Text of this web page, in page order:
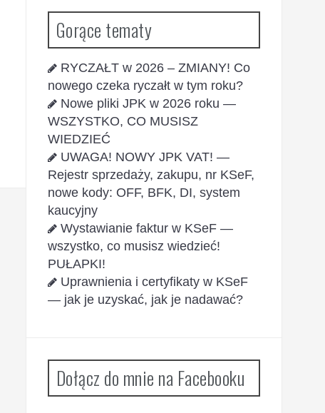
Gorące tematy
RYCZAŁT w 2026 – ZMIANY! Co
nowego czeka ryczałt w tym roku?
Nowe pliki JPK w 2026 roku —
WSZYSTKO, CO MUSISZ
WIEDZIEĆ
UWAGA! NOWY JPK VAT! —
Rejestr sprzedaży, zakupu, nr KSeF,
nowe kody: OFF, BFK, DI, system
kaucyjny
Wystawianie faktur w KSeF —
wszystko, co musisz wiedzieć!
PUŁAPKI!
Uprawnienia i certyfikaty w KSeF
— jak je uzyskać, jak je nadawać?
Dołącz do mnie na Facebooku